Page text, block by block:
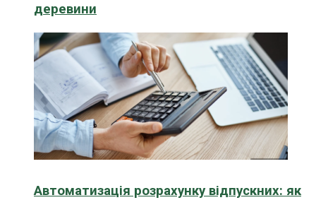
деревини
Автоматизація розрахунку відпускних: як